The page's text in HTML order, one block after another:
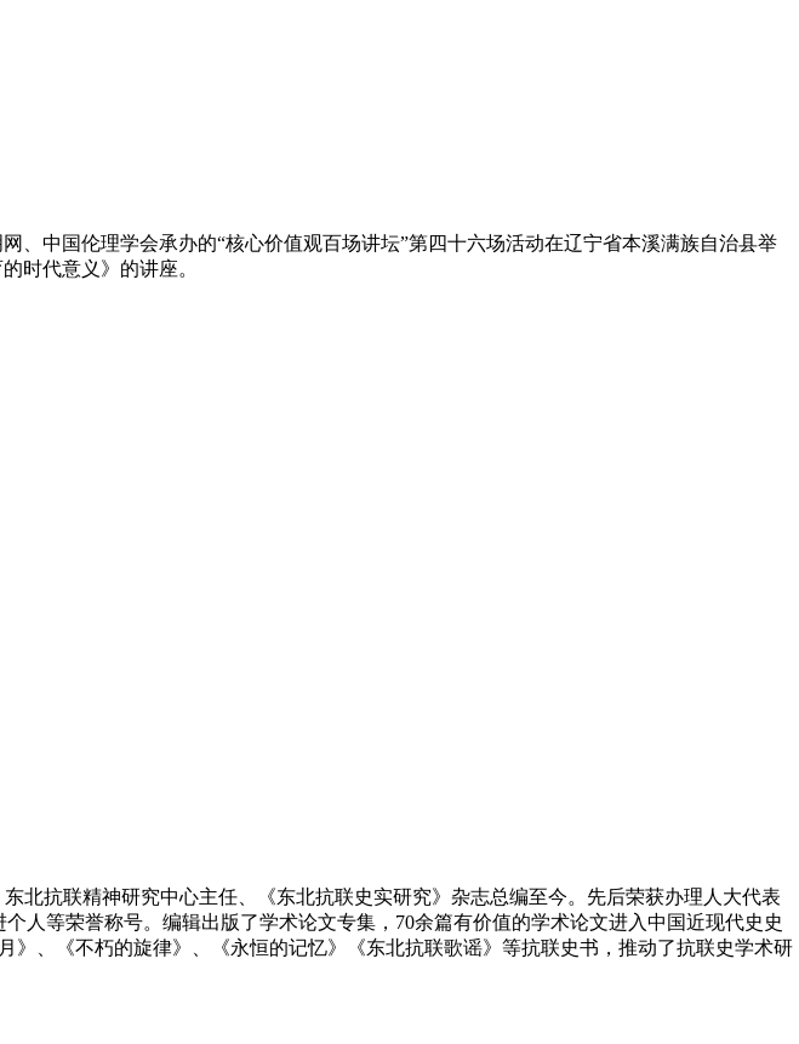
中国伦理学会承办的“核心价值观百场讲坛”第四十六场活动在辽宁省本溪满族自治县举
时代意义》的讲座。
北抗联精神研究中心主任、《东北抗联史实研究》杂志总编至今。先后荣获办理人大代表
人等荣誉称号。编辑出版了学术论文专集，70余篇有价值的学术论文进入中国近现代史史
、《不朽的旋律》、《永恒的记忆》《东北抗联歌谣》等抗联史书，推动了抗联史学术研